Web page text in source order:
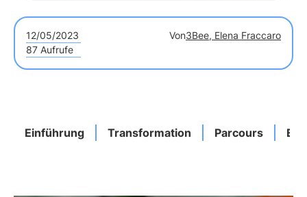
12/05/2023 Von3Bee, Elena Fraccaro
87 Aufrufe
Einführung Transformation Parcours